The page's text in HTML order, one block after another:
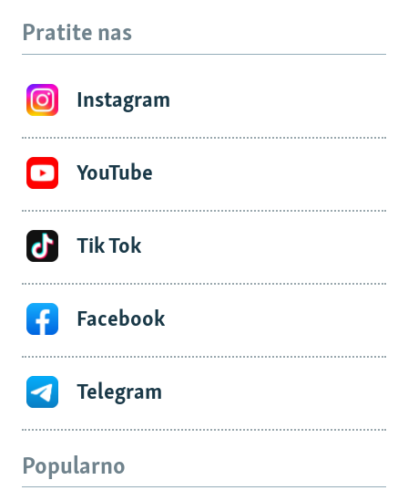
Pratite nas
Instagram
YouTube
Tik Tok
Facebook
Telegram
Popularno